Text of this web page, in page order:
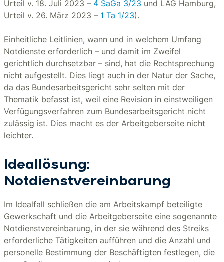
Urteil v. 18. Juli 2023 – 4 SaGa 3/23 und LAG Hamburg,
Urteil v. 26. März 2023 – 1 Ta 1/23).
Einheitliche Leitlinien, wann und in welchem Umfang
Notdienste erforderlich – und damit im Zweifel
gerichtlich durchsetzbar – sind, hat die Rechtsprechung
nicht aufgestellt. Dies liegt auch in der Natur der Sache,
da das Bundesarbeitsgericht sehr selten mit der
Thematik befasst ist, weil eine Revision in einstweiligen
Verfügungsverfahren zum Bundesarbeitsgericht nicht
zulässig ist. Dies macht es der Arbeitgeberseite nicht
leichter.
Ideallösung:
Notdienstvereinbarung
Im Idealfall schließen die am Arbeitskampf beteiligte
Gewerkschaft und die Arbeitgeberseite eine sogenannte
Notdienstvereinbarung, in der sie während des Streiks
erforderliche Tätigkeiten aufführen und die Anzahl und
personelle Bestimmung der Beschäftigten festlegen, die